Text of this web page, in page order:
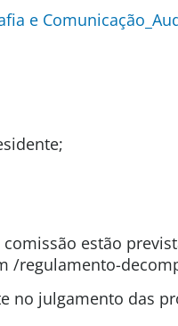
e
estão
/regulamento-
no julgamento das